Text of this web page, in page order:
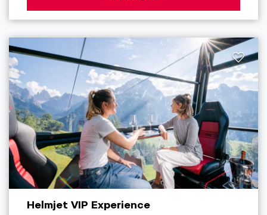
Helmjet VIP Experience